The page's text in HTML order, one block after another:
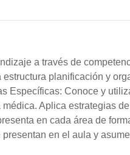
a través de
planificación y
Conoce y
Aplica estrategias
en cada área de
en el aula y